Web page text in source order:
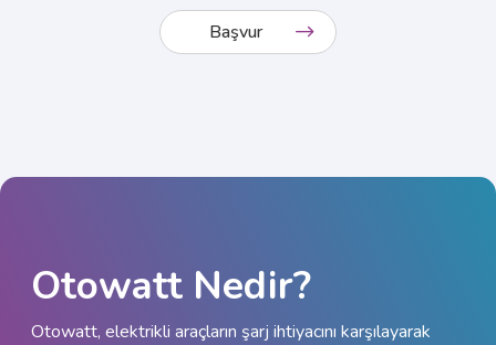
Başvur
Otowatt Nedir?​
Otowatt, elektrikli araçların şarj ihtiyacını karşılayarak